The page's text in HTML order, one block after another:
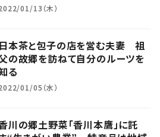
01/13（木）
日本茶と包子の店を営む夫妻 祖
の故郷を訪ねて自分のルーツを
る
01/05（水）
川の郷土野菜「香川本鷹」に託